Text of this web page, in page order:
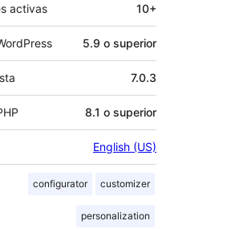
activas 10+
5.9 o superior
7.0.3
8.1 o superior
English (US)
configurator customizer
personalization